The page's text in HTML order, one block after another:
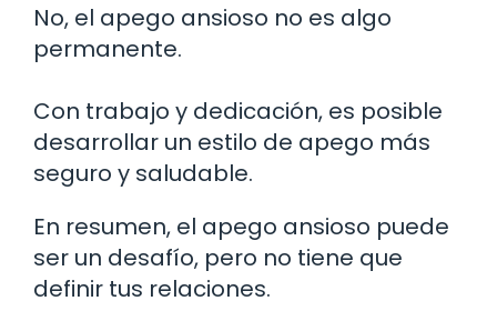
No, el apego ansioso no es algo
permanente.
Con trabajo y dedicación, es posible
desarrollar un estilo de apego más
seguro y saludable.
En resumen, el apego ansioso puede
ser un desafío, pero no tiene que
definir tus relaciones.